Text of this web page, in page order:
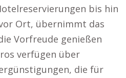
bis hin
Ort, übernimmt das
Vorfreude genießen
verfügen über
die für